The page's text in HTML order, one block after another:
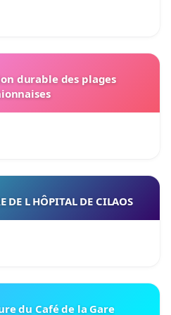
durable des plages
DE L HÔPITAL DE CILAOS
du Café de la Gare